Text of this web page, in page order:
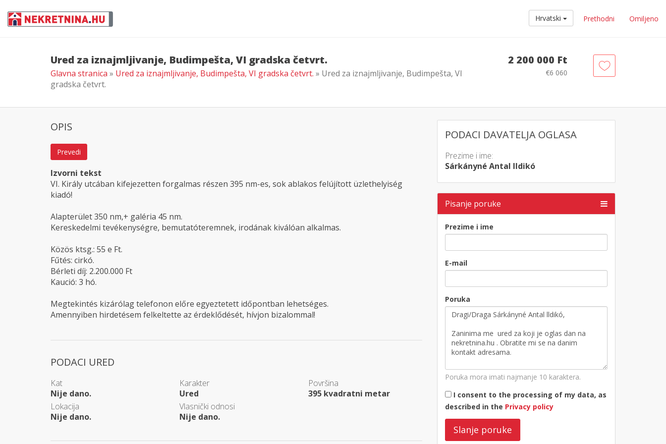
Hrvatski Prethodni Omiljeno
Ured za iznajmljivanje, Budimpešta, VI gradska četvrt.
Glavna stranica » Ured za iznajmljivanje, Budimpešta, VI gradska četvrt. » Ured za iznajmljivanje, Budimpešta, VI
gradska četvrt.
2 200 000 Ft
€6 060
PODACI DAVATELJA OGLASA
Prezime i ime:
Sárkányné Antal lldikó
Pisanje poruke
Prezime i ime
E-mail
Poruka
Poruka mora imati najmanje 10 karaktera.
I consent to the processing of my data, as
described in the Privacy policy
Slanje poruke
OPIS
Prevedi
Izvorni tekst
VI. Király utcában kifejezetten forgalmas részen 395 nm-es, sok ablakos felújított üzlethelyiség
kiadó!
Alapterület 350 nm,+ galéria 45 nm.
Kereskedelmi tevékenységre, bemutatóteremnek, irodának kiválóan alkalmas.
Közös ktsg.: 55 e Ft.
Fűtés: cirkó.
Bérleti díj: 2.200.000 Ft
Kaució: 3 hó.
Megtekintés kizárólag telefonon előre egyeztetett időpontban lehetséges.
Amennyiben hirdetésem felkeltette az érdeklődését, hívjon bizalommal!
PODACI URED
Kat
Nije dano.
Karakter
Ured
Površina
395 kvadratni metar
Lokacija
Nije dano.
Vlasnički odnosi
Nije dano.